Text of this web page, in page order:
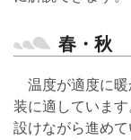
春・秋
温度が適度に
装に適していま
設けながら進めて